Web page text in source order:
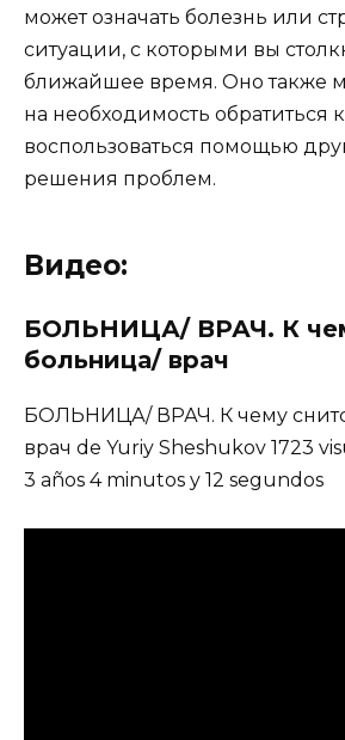
может означать болезнь или
ситуации, с которыми вы
ближайшее время. Оно также
на необходимость обратиться
воспользоваться помощью
решения проблем.
Видео:
БОЛЬНИЦА/ ВРАЧ. К
больница/ врач
БОЛЬНИЦА/ ВРАЧ. К чему
врач de Yuriy Sheshukov 1723
3 años 4 minutos y 12 segundos